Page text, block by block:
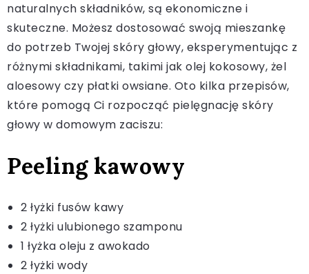
naturalnych składników, są ekonomiczne i
skuteczne. Możesz dostosować swoją mieszankę
do potrzeb Twojej skóry głowy, eksperymentując z
różnymi składnikami, takimi jak olej kokosowy, żel
aloesowy czy płatki owsiane. Oto kilka przepisów,
które pomogą Ci rozpocząć pielęgnację skóry
głowy w domowym zaciszu:
Peeling kawowy
2 łyżki fusów kawy
2 łyżki ulubionego szamponu
1 łyżka oleju z awokado
2 łyżki wody